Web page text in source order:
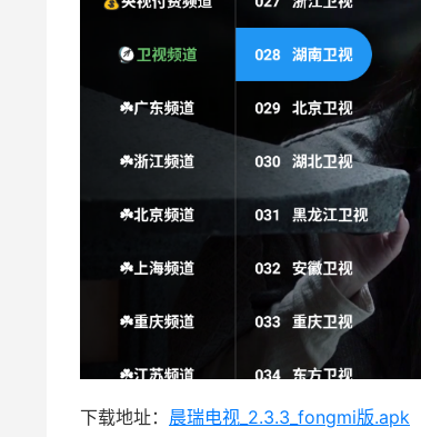
下载地址： 晨瑞电视_2.3.3_fongmi版.apk